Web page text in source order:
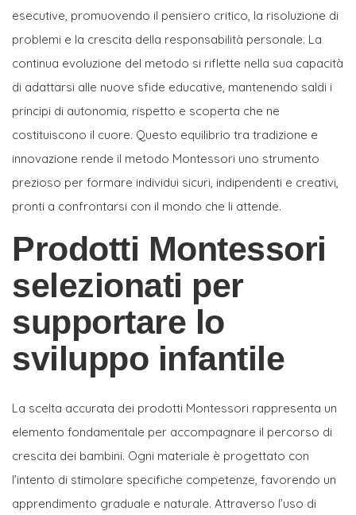
esecutive, promuovendo il pensiero critico, la risoluzione di
problemi e la crescita della responsabilità personale. La
continua evoluzione del metodo si riflette nella sua capacità
di adattarsi alle nuove sfide educative, mantenendo saldi i
principi di autonomia, rispetto e scoperta che ne
costituiscono il cuore. Questo equilibrio tra tradizione e
innovazione rende il metodo Montessori uno strumento
prezioso per formare individui sicuri, indipendenti e creativi,
pronti a confrontarsi con il mondo che li attende.
Prodotti Montessori
selezionati per
supportare lo
sviluppo infantile
La scelta accurata dei prodotti Montessori rappresenta un
elemento fondamentale per accompagnare il percorso di
crescita dei bambini. Ogni materiale è progettato con
l’intento di stimolare specifiche competenze, favorendo un
apprendimento graduale e naturale. Attraverso l’uso di